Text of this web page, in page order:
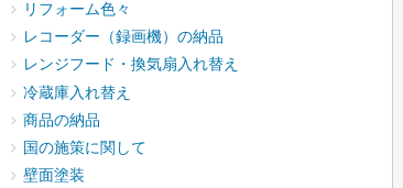
リフォーム色々
レコーダー（録画機）の納品
レンジフード・換気扇入れ替え
冷蔵庫入れ替え
商品の納品
国の施策に関して
壁面塗装